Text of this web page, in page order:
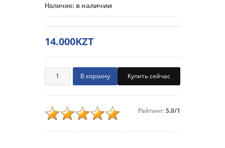
Наличие: в наличии
14.000KZT
Купить сейчас
Рейтинг:5.0/1